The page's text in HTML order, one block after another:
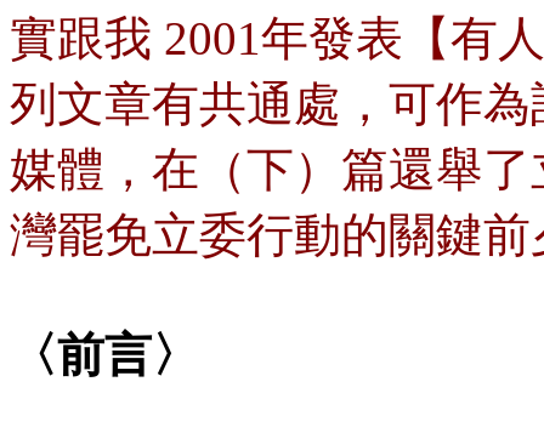
實跟我 2001年發表【有
列文章有共通處，可作
媒體，在（下）篇還舉
灣罷免立委行動的關鍵
〈前言〉